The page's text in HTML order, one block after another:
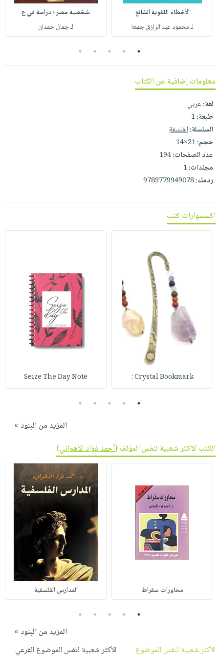
صابون
مناسبات
فيديوهات
أسئلة
يتكرر
خدمات
نيل
وفرات
انشر
كتابك
تواصل
معنا
التسوق
الإصدارات
الأخطاء اللغوية الشائع
لـ محمود عبد الرازق جمعة
شخصية مصر ؛ دراسة في ع
لـ جمال حمدان
1
2
3
4
5
معلومات إضافية عن الكتاب
لغة:عربي
طبعة:1
السلسلة:الفلسفة
حجم:21×14
عدد الصفحات:194
مجلدات:1
ردمك:9789779949078
اكسسوارات كتب
Crystal Bookmark :
Seize The Day Note
1
2
3
4
5
المزيد من البنود »
الكتب الأكثر شعبية لنفس المؤلف (أحمد فؤاد الأهواني)
محاورات سقراط المدارس الفلسفية
1
2
3
4
5
المزيد من البنود »
الأكثر شعبية لنفس الموضوع
الأكثر شعبية لنفس الموضوع الفرعي